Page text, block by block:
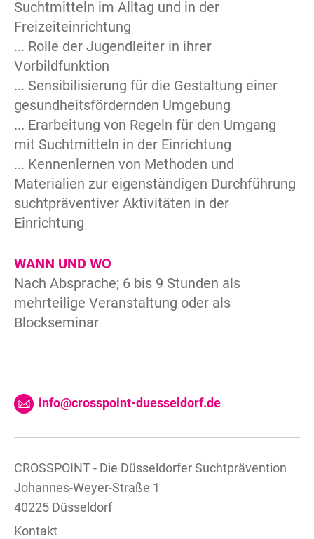
Suchtmitteln im Alltag und in der
Freizeiteinrichtung
... Rolle der Jugendleiter in ihrer
Vorbildfunktion
... Sensibilisierung für die Gestaltung einer
gesundheitsfördernden Umgebung
... Erarbeitung von Regeln für den Umgang
mit Suchtmitteln in der Einrichtung
... Kennenlernen von Methoden und
Materialien zur eigenständigen Durchführung
suchtpräventiver Aktivitäten in der
Einrichtung
WANN UND WO
Nach Absprache; 6 bis 9 Stunden als
mehrteilige Veranstaltung oder als
Blockseminar
info@crosspoint-duesseldorf.de
CROSSPOINT - Die Düsseldorfer Suchtprävention
Johannes-Weyer-Straße 1
40225 Düsseldorf
Kontakt